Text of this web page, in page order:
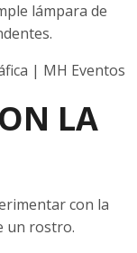
lámpara de
LA
con la
un rostro.